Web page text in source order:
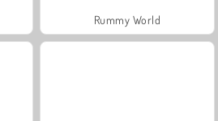
Rummy World